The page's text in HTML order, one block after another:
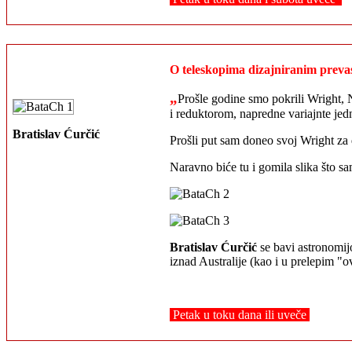
Bratislav Ćurčić
O teleskopima dizajniranim
„Prošle godine smo pokrili Wright,
i reduktorom, napredne variajnte
Prošli put sam doneo svoj Wright
Naravno biće tu i gomila slika što
Bratislav Ćurčić se bavi
iznad Australije (kao i u prelepim
Petak u toku dana ili uveče